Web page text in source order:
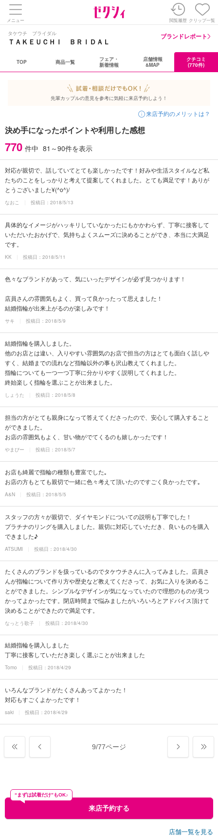
メニュー 閲覧履歴 クリップ一覧
タケウチ ブライダル
ＴＡＫＥＵＣＨＩ ＢＲＩＤＡＬ
ブランドレポート
TOP 商品一覧
フェア・
新着情報
店舗情報
&MAP
クチコミ
(770件)
先輩カップルの意見を参考に気軽に来店予約しよう！
来店予約のメリットは？
決め手になったポイントや利用した感想
770 件中 81～90件を表示
対応が親切で、話していてとても楽しかったです！好みや生活スタイルなど私
たちのことをしっかりと考えて提案してくれました。とても満足です！ありが
とうございました¥(^o^)/
なおこ 投稿日：2018/5/13
具体的なイメージがハッキリしていなかったにもかかわらず、丁寧に接客して
いただいたおかげで、気持ちよくスムーズに決めることができ、本当に大満足
です。
KK 投稿日：2018/5/11
色々なブランドがあって、気にいったデザインが必ず見つかります！
店員さんの雰囲気もよく、買って良かったって思えました！
結婚指輪が出来上がるのが楽しみです！
サキ 投稿日：2018/5/9
結婚指輪を購入しました。
他のお店とは違い、入りやすい雰囲気のお店で担当の方はとても面白く話しや
すく、結婚までの流れなど指輪以外の事も沢山教えてくれました。
指輪についても一つ一つ丁寧に分かりやすく説明してくれました。
終始楽しく指輪を選ぶことが出来ました。
しょうた 投稿日：2018/5/8
担当の方がとても親身になって答えてくださったので、安心して購入すること
ができました。
お店の雰囲気もよく、甘い物がでてくるのも嬉しかったです！
やまぴー 投稿日：2018/5/7
お店も綺麗で指輪の種類も豊富でした｡
お店の方もとても親切で一緒に色々考えて頂いたのですごく良かったです｡
A&N 投稿日：2018/5/5
スタッフの方々が親切で、ダイヤモンドについての説明も丁寧でした！
プラチナのリングを購入しました。親切に対応していただき、良いものを購入
できました♪
ATSUMI 投稿日：2018/4/30
たくさんのブランドを扱っているのでタケウチさんに入ってみました。店員さ
んが指輪について作り方や歴史など教えてくださって、お気に入りを決めるこ
とができました。シンプルなデザインが気になっていたので理想のものが見つ
かってよかったです。閉店時間まで悩みましたがいろいろとアドバイス頂けて
決めることができたので満足です。
なっとう歌子 投稿日：2018/4/30
結婚指輪を購入しました
丁寧に接客していただき楽しく選ぶことが出来ました
Tomo 投稿日：2018/4/29
いろんなブランドがたくさんあってよかった！
対応もすごくよかったです！
saki 投稿日：2018/4/29
9/77ページ
来店予約する
“まずは試着だけ”もOK♪
店舗一覧を見る